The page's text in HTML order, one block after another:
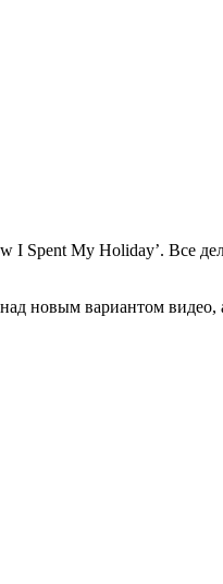
Spent My Holiday’. Все
новым вариантом